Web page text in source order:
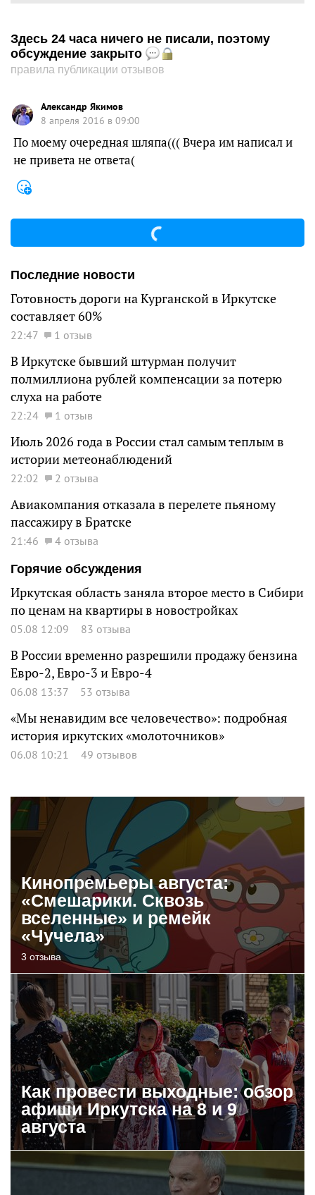
Здесь 24 часа ничего не писали, поэтому
обсуждение закрыто
правила публикации отзывов
Александр Якимов
8 апреля 2016 в 09:00
По моему очередная шляпа((( Вчера им написал и
не привета не ответа(
Последние новости
Готовность дороги на Курганской в Иркутске
составляет 60%
22:47 1 отзыв
В Иркутске бывший штурман получит
полмиллиона рублей компенсации за потерю
слуха на работе
22:24 1 отзыв
Июль 2026 года в России стал самым теплым в
истории метеонаблюдений
22:02 2 отзыва
Авиакомпания отказала в перелете пьяному
пассажиру в Братске
21:46
4 отзыва
Горячие обсуждения
Иркутская область заняла второе место в Сибири
по ценам на квартиры в новостройках
05.08 12:09 83 отзыва
В России временно разрешили продажу бензина
Евро-2, Евро-3 и Евро-4
06.08 13:37 53 отзыва
«Мы ненавидим все человечество»: подробная
история иркутских «молоточников»
06.08 10:21 49 отзывов
Кинопремьеры августа:
«Смешарики. Сквозь
вселенные» и ремейк
«Чучела»
3 отзыва
Как провести выходные: обзор
афиши Иркутска на 8 и 9
августа